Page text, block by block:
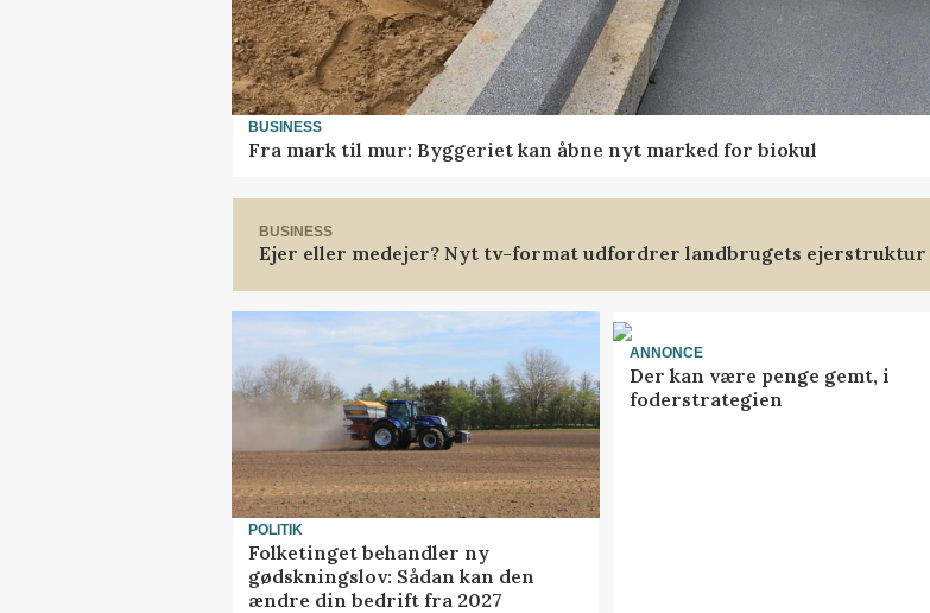
BUSINESS
Fra mark til mur: Byggeriet kan åbne nyt marked for biokul
BUSINESS
Ejer eller medejer? Nyt tv-format udfordrer landbrugets ejerstruktur
POLITIK
Folketinget behandler ny
gødskningslov: Sådan kan den
ændre din bedrift fra 2027
ANNONCE
Der kan være penge gemt, i
foderstrategien